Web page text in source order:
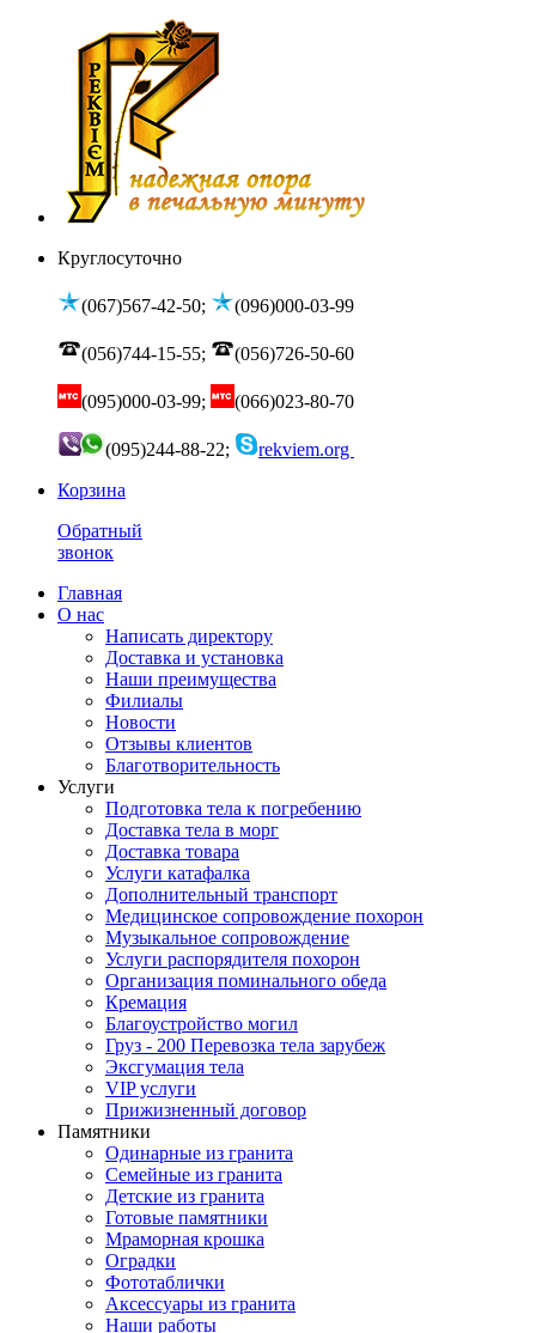
Круглосуточно
(067)567-42-50; (096)000-03-99
(056)744-15-55; (056)726-50-60
(095)000-03-99; (066)023-80-70
(095)244-88-22;
rekviem.org
Корзина
Обратный
звонок
Главная
О нас
Написать директору
Доставка и установка
Наши преимущества
Филиалы
Новости
Отзывы клиентов
Благотворительность
Услуги
Подготовка тела к погребению
Доставка тела в морг
Доставка товара
Услуги катафалка
Дополнительный транспорт
Медицинское сопровождение похорон
Музыкальное сопровождение
Услуги распорядителя похорон
Организация поминального обеда
Кремация
Благоустройство могил
Груз - 200 Перевозка тела зарубеж
Эксгумация тела
VIP услуги
Прижизненный договор
Памятники
Одинарные из гранита
Семейные из гранита
Детские из гранита
Готовые памятники
Мраморная крошка
Оградки
Фототаблички
Аксессуары из гранита
Наши работы